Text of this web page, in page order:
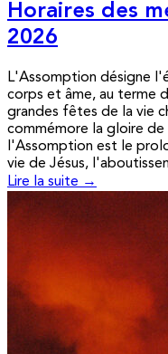
Horaires des
2026
L'Assomption désigne
corps et âme, au terme
grandes fêtes de la vie
commémore la gloire de
l'Assomption est le
vie de Jésus,
Lire la suite →